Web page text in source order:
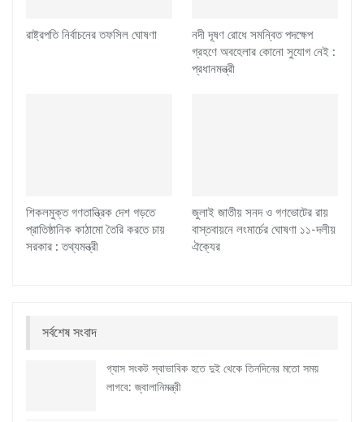
রাষ্ট্রপতি নির্বাচনের তফসিল ঘোষণা
নদী দূষণ রোধে সমন্বিত পদক্ষেপ
গ্রহণে অবহেলার কোনো সুযোগ নেই :
প্রধানমন্ত্রী
শিকলমুক্ত গণতান্ত্রিক দেশ গড়তে
প্রাতিষ্ঠানিক কাঠামো তৈরি করতে চায়
সরকার : তথ্যমন্ত্রী
জুলাই জাতীয় সনদ ও গণভোটের রায়
বাস্তবায়নে লংমার্চের ঘোষণা ১১-দলীয়
ঐক্যের
সর্বশেষ সংবাদ
গ্যাস সংকট স্বাভাবিক হতে দুই থেকে তিনদিনের মতো সময়
লাগবে: জ্বালানিমন্ত্রী